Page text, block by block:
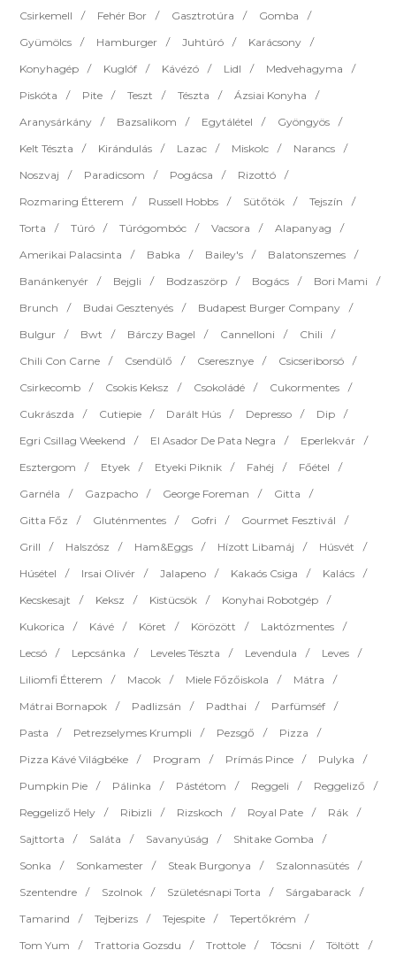
Csirkemell Fehér Bor Gasztrotúra
Gomba
Gyümölcs
Hamburger Juhtúró
Karácsony
Konyhagép
Kuglóf Kávézó Lidl
Medvehagyma
Piskóta
Pite Teszt Tészta
Ázsiai Konyha
Aranysárkány
Bazsalikom Egytálétel
Gyöngyös
Kelt Tészta
Kirándulás Lazac Miskolc
Narancs
Noszvaj
Paradicsom Pogácsa
Rizottó
Rozmaring Étterem
Russell Hobbs Sütőtök
Tejszín
Torta
Túró Túrógombóc Vacsora
Alapanyag
Amerikai Palacsinta
Babka Bailey's
Balatonszemes
Banánkenyér
Bejgli Bodzaszörp Bogács
Bori Mami
Brunch
Budai Gesztenyés
Budapest Burger Company
Bulgur
Bwt Bárczy Bagel Cannelloni
Chili
Chili Con Carne
Csendülő Cseresznye
Csicseriborsó
Csirkecomb
Csokis Keksz Csokoládé
Cukormentes
Cukrászda
Cutiepie Darált Hús Depresso
Dip
Egri Csillag Weekend
El Asador De Pata Negra
Eperlekvár
Esztergom
Etyek Etyeki Piknik Fahéj
Főétel
Garnéla
Gazpacho George Foreman
Gitta
Gitta Főz
Gluténmentes Gofri
Gourmet Fesztivál
Grill
Halszósz Ham&eggs Hízott Libamáj
Húsvét
Húsétel
Irsai Olivér Jalapeno Kakaós Csiga
Kalács
Kecskesajt
Keksz Kistücsök
Konyhai Robotgép
Kukorica
Kávé Köret Körözött
Laktózmentes
Lecsó
Lepcsánka Leveles Tészta Levendula
Leves
Liliomfi Étterem
Macok Miele Főzőiskola
Mátra
Mátrai Bornapok
Padlizsán Padthai
Parfümséf
Pasta
Petrezselymes Krumpli Pezsgő
Pizza
Pizza Kávé Világbéke
Program Prímás Pince
Pulyka
Pumpkin Pie
Pálinka Pástétom Reggeli
Reggeliző
Reggeliző Hely
Ribizli Rizskoch Royal Pate
Rák
Sajttorta
Saláta Savanyúság
Shitake Gomba
Sonka
Sonkamester Steak Burgonya
Szalonnasütés
Szentendre
Szolnok Születésnapi Torta
Sárgabarack
Tamarind
Tejberizs Tejespite
Tepertőkrém
Tom Yum
Trattoria Gozsdu Trottole Tócsni
Töltött